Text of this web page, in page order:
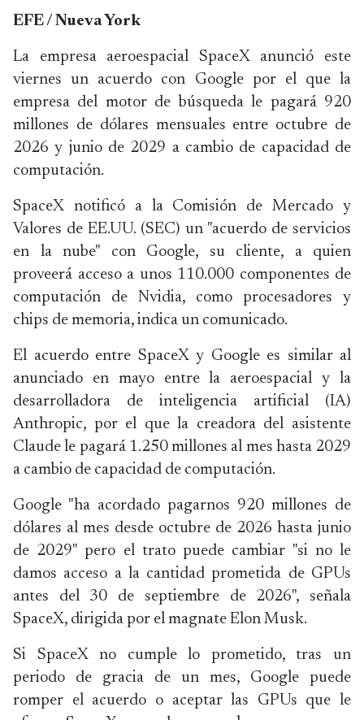
EFE / Nueva York
La empresa aeroespacial SpaceX anunció este
viernes un acuerdo con Google por el que la
empresa del motor de búsqueda le pagará 920
millones de dólares mensuales entre octubre de
2026 y junio de 2029 a cambio de capacidad de
computación.
SpaceX notificó a la Comisión de Mercado y
Valores de EE.UU. (SEC) un "acuerdo de servicios
en la nube" con Google, su cliente, a quien
proveerá acceso a unos 110.000 componentes de
computación de Nvidia, como procesadores y
chips de memoria, indica un comunicado.
El acuerdo entre SpaceX y Google es similar al
anunciado en mayo entre la aeroespacial y la
desarrolladora de inteligencia artificial (IA)
Anthropic, por el que la creadora del asistente
Claude le pagará 1.250 millones al mes hasta 2029
a cambio de capacidad de computación.
Google "ha acordado pagarnos 920 millones de
dólares al mes desde octubre de 2026 hasta junio
de 2029" pero el trato puede cambiar "si no le
damos acceso a la cantidad prometida de GPUs
antes del 30 de septiembre de 2026", señala
SpaceX, dirigida por el magnate Elon Musk.
Si SpaceX no cumple lo prometido, tras un
periodo de gracia de un mes, Google puede
romper el acuerdo o aceptar las GPUs que le